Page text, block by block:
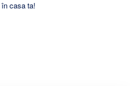
în casa ta!